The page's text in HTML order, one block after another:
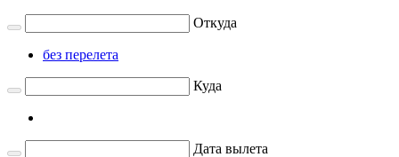
Откуда
без перелета
Куда
Дата вылета